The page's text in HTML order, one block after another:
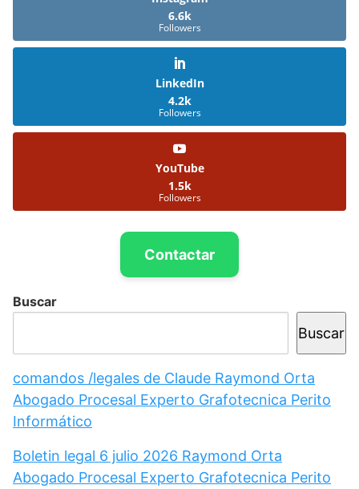
6.6k
Followers
LinkedIn
4.2k
Followers
YouTube
1.5k
Followers
Contactar
Buscar
Buscar
comandos /legales de Claude Raymond Orta
Abogado Procesal Experto Grafotecnica Perito
Informático
Boletin legal 6 julio 2026 Raymond Orta
Abogado Procesal Experto Grafotecnica Perito